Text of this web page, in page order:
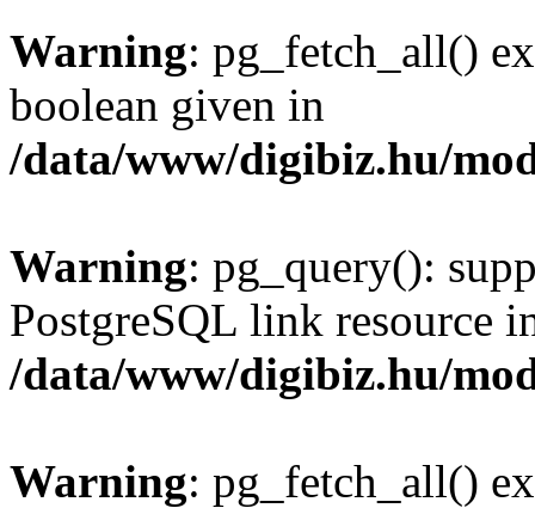
Warning: pg_fetch_all()
boolean given in
/data/www/digibiz.hu/
Warning: pg_query():
PostgreSQL link resource
/data/www/digibiz.hu/
Warning: pg_fetch_all()